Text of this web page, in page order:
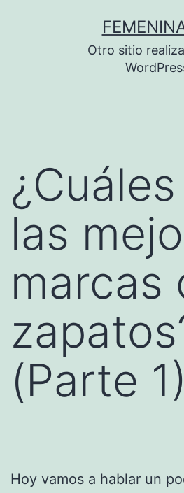
Otro sitio
las
marcas
(Parte 1)
Hoy vamos a hablar un